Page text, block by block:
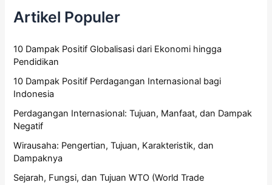
Artikel Populer
10 Dampak Positif Globalisasi dari Ekonomi hingga
Pendidikan
10 Dampak Positif Perdagangan Internasional bagi
Indonesia
Perdagangan Internasional: Tujuan, Manfaat, dan Dampak
Negatif
Wirausaha: Pengertian, Tujuan, Karakteristik, dan
Dampaknya
Sejarah, Fungsi, dan Tujuan WTO (World Trade